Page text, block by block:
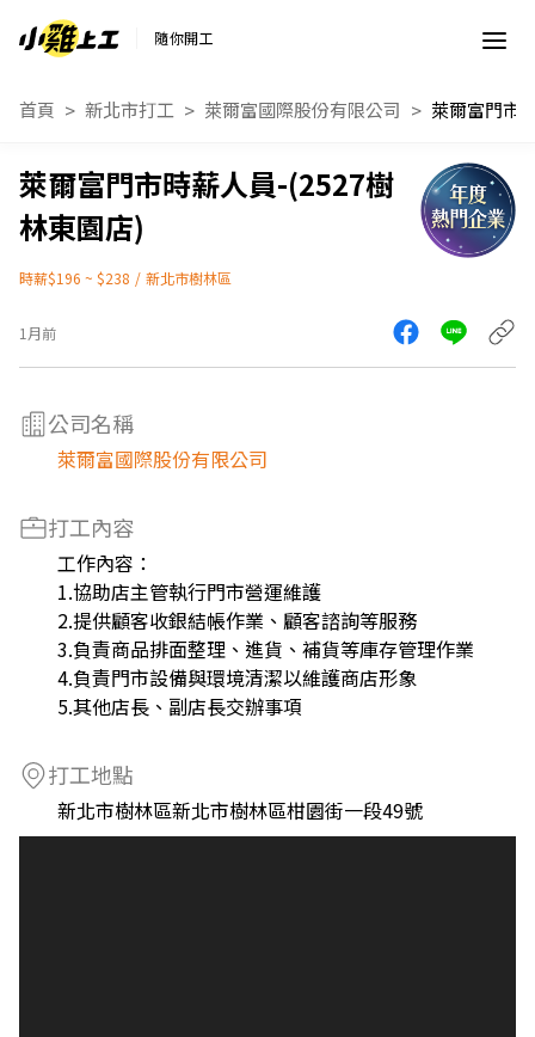
隨你開工
首頁 新北市打工 萊爾富國際股份有限公司
萊爾富門市時薪人員-(2527樹
林東園店)
時薪$196 ~ $238 / 新北市樹林區
1月前
公司名稱
萊爾富國際股份有限公司
打工內容
工作內容：
1.協助店主管執行門市營運維護
2.提供顧客收銀結帳作業、顧客諮詢等服務
3.負責商品排面整理、進貨、補貨等庫存管理作業
4.負責門市設備與環境清潔以維護商店形象
5.其他店長、副店長交辦事項
打工地點
新北市樹林區新北市樹林區柑園街一段49號